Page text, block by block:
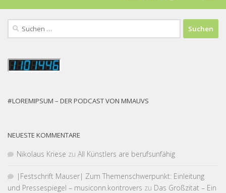
Suchen
nach:
#LOREMIPSUM – DER PODCAST VON MMAUVS
NEUESTE KOMMENTARE
Nikolaus Kriese zu All Künstlers are berufsunfähig
|Fest­schrift Mauser| Zum Themen­schwer­punkt: Einleitung
und Pressespiegel – musiconn.kontrovers zu Das Großzitat – Ein